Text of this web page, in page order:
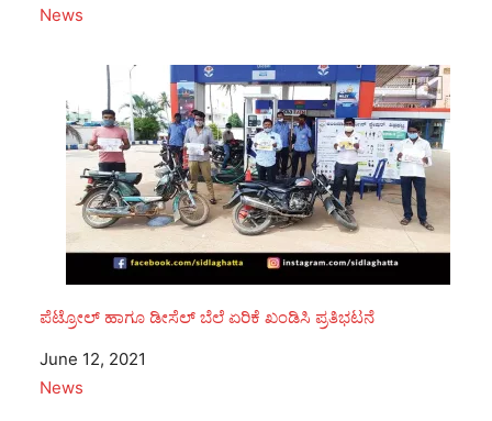
In relation to
News
ಪೆಟ್ರೋಲ್ ಹಾಗೂ ಡೀಸೆಲ್ ಬೆಲೆ ಏರಿಕೆ ಖಂಡಿಸಿ ಪ್ರತಿಭಟನೆ
Date
June 12, 2021
In relation to
News